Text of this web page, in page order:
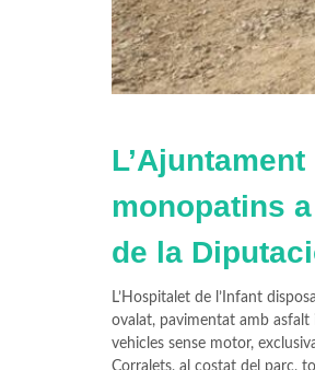
monopatins
de la
L’Hospitalet de l’Infant
ovalat, pavimentat amb
vehicles sense motor,
Corralets, al costat del parc,